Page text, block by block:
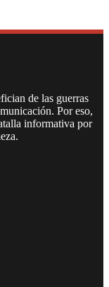
de las guerras
Por eso,
informativa por